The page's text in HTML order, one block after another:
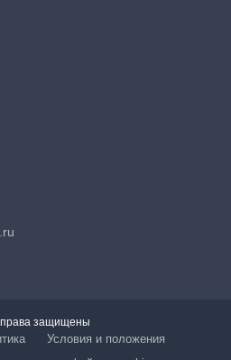
защищены
Условия и положения